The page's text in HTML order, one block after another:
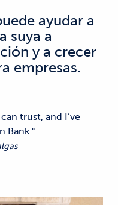
ayudar a
suya a
y a crecer
empresas.
trust, and I’ve
Bank."